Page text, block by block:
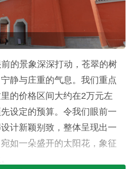
的景象深深打动，苍翠的树
静与庄重的气息。我们重点
的价格区间大约在2万元左
设定的预算。令我们眼前一
计新颖别致，整体呈现出一
如一朵盛开的太阳花，象征